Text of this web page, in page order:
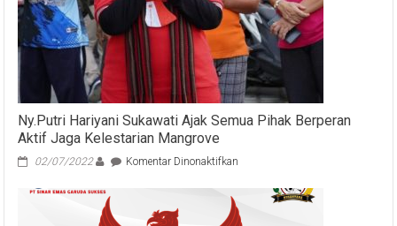
Ny.Putri Hariyani Sukawati Ajak Semua Pihak Berperan
Aktif Jaga Kelestarian Mangrove
02/07/2022 Komentar Dinonaktifkan
Hariyani
Sukawati